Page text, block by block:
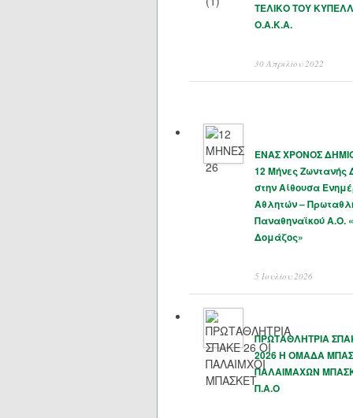
ΤΕΛΙΚΟ ΤΟΥ
Ο.Α.Κ.Α.
30 Απριλίου 2022
ΕΝΑΣ ΧΡΟΝΟΣ
12 Μήνες Ζωντανής
στην Αίθουσα
Αθλητών –
Παναθηναϊκού Α.Ο.
Δομάζος»
5 Ιουλίου 2026
ΠΡΩΤΑΘΛΗΤΡΙΑ
2026 Η ΟΜΑΔΑ
ΠΑΛΑΙΜΑΧΩΝ
Π.Α.Ο